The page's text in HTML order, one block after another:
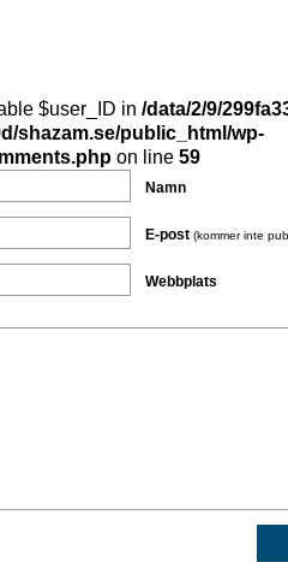
$user_ID in /data/2/9/
shazam.se/public_html/wp-
on line 59
Namn
E-post (kommer inte
Webbplats